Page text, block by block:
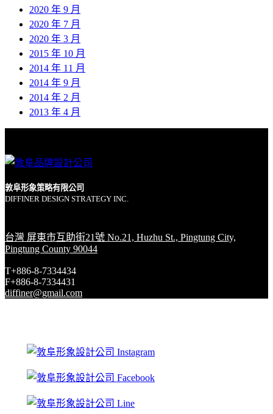
2020 年 9 月
2020 年 7 月
2020 年 3 月
2015 年 10 月
2014 年 11 月
2014 年 9 月
2014 年 2 月
2013 年 4 月
敦阜形象策略有限公司
DIFFINER DESIGN STRATEGY INC.
台灣 屏東市互助街21號 No.21, Huzhu St., Pingtung City,
Pingtung County 90044
T+886-8-7334434
F+886-8-7334431
diffiner@gmail.com